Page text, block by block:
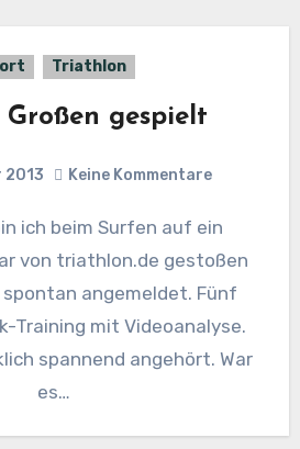
Triathlon
gespielt
2013 Keine Kommentare
von triathlon.de gestoßen
spontan angemeldet. Fünf
Training mit Videoanalyse.
spannend angehört. War
es…